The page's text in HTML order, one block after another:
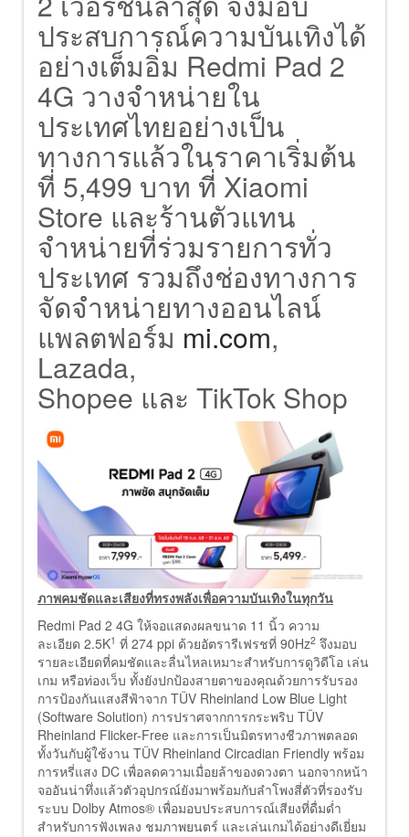
ประสบการณ์ความบันเทิงได้
อย่างเต็มอิ่ม Redmi Pad 2
4G วางจำหน่ายใน
ประเทศไทยอย่างเป็น
ทางการแล้วในราคาเริ่มต้น
ที่ 5,499 บาท ที่ Xiaomi
Store และร้านตัวแทน
จำหน่ายที่ร่วมรายการทั่ว
ประเทศ รวมถึงช่องทางการ
จัดจำหน่ายทางออนไลน์
แพลตฟอร์ม mi.com,
Lazada,
Shopee และ TikTok Shop
ภาพคมชัดและเสียงที่ทรงพลังเพื่อความบันเทิงในทุกวัน
Redmi Pad 2 4G ให้จอแสดงผลขนาด 11 นิ้ว ความ
ละเอียด 2.5K1 ที่ 274 ppi ด้วยอัตรารีเฟรชที่ 90Hz2 จึงมอบ
รายละเอียดที่คมชัดและลื่นไหลเหมาะสำหรับการดูวิดีโอ เล่น
เกม หรือท่องเว็บ ทั้งยังปกป้องสายตาของคุณด้วยการรับรอง
การป้องกันแสงสีฟ้าจาก TÜV Rheinland Low Blue Light
(Software Solution) การปราศจากการกระพริบ TÜV
Rheinland Flicker-Free และการเป็นมิตรทางชีวภาพตลอด
ทั้งวันกับผู้ใช้งาน TÜV Rheinland Circadian Friendly พร้อม
การหรี่แสง DC เพื่อลดความเมื่อยล้าของดวงตา นอกจากหน้า
จออันน่าทึ่งแล้วตัวอุปกรณ์ยังมาพร้อมกับลำโพงสี่ตัวที่รองรับ
ระบบ Dolby Atmos® เพื่อมอบประสบการณ์เสียงที่ดื่มด่ำ
สำหรับการฟังเพลง ชมภาพยนตร์ และเล่นเกมได้อย่างดีเยี่ยม